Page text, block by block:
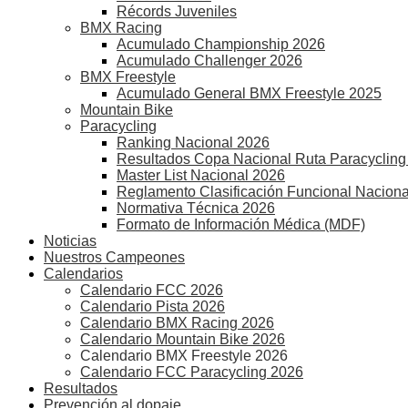
Récords Juveniles
BMX Racing
Acumulado Championship 2026
Acumulado Challenger 2026
BMX Freestyle
Acumulado General BMX Freestyle 2025
Mountain Bike
Paracycling
Ranking Nacional 2026
Resultados Copa Nacional Ruta
Master List Nacional 2026
Reglamento Clasificación Funcional Nacional
Normativa Técnica 2026
Formato de Información Médica (MDF)
Noticias
Nuestros Campeones
Calendarios
Calendario FCC 2026
Calendario Pista 2026
Calendario BMX Racing 2026
Calendario Mountain Bike 2026
Calendario BMX Freestyle 2026
Calendario FCC Paracycling 2026
Resultados
Prevención al dopaje